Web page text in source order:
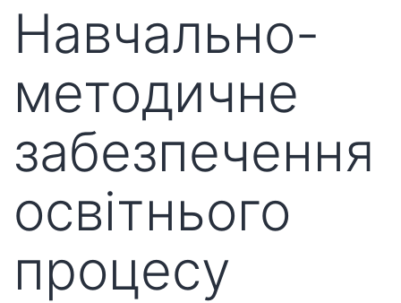
Навчально-
методичне
забезпечення
освітнього
процесу